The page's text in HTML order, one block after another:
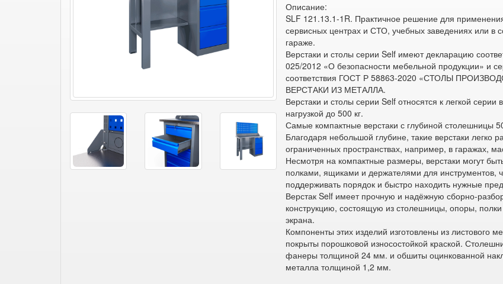
Описание:
SLF 121.13.1-1R. Практичное решение для
сервисных центрах и СТО, учебных заведениях или в
гараже.
Верстаки и столы серии Self имеют декларацию
025/2012 «О безопасности мебельной продукции» и
соответствия ГОСТ Р 58863-2020 «СТОЛЫ
ВЕРСТАКИ ИЗ МЕТАЛЛА.
Верстаки и столы серии Self относятся к легкой серии
нагрузкой до 500 кг.
Самые компактные верстаки с глубиной столешницы
Благодаря небольшой глубине, такие верстаки легко
ограниченных пространствах, например, в гаражах,
Несмотря на компактные размеры, верстаки могут
полками, ящиками и держателями для инструментов,
поддерживать порядок и быстро находить нужные
Верстак Self имеет прочную и надёжную сборно-
конструкцию, состоящую из столешницы, опоры, полки
экрана.
Компоненты этих изделий изготовлены из листового
покрыты порошковой износостойкой краской.
фанеры толщиной 24 мм. и обшиты оцинкованной
металла толщиной 1,2 мм.